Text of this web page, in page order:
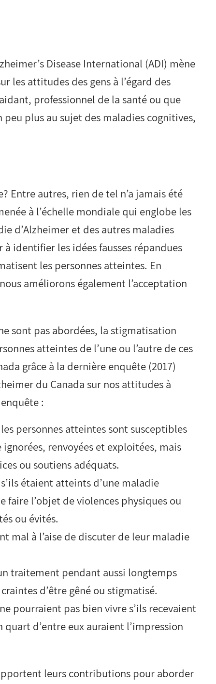
Disease International (ADI) mène
les attitudes des gens à l’égard des
professionnel de la santé ou que
plus au sujet des maladies cognitives,
Entre autres, rien de tel n’a jamais été
à l’échelle mondiale qui englobe les
d’Alzheimer et des autres maladies
identifier les idées fausses répandues
les personnes atteintes. En
améliorons également l’acceptation
sont pas abordées, la stigmatisation
atteintes de l’une ou l’autre de ces
grâce à la dernière enquête (2017)
du Canada sur nos attitudes à
:
personnes atteintes sont susceptibles
renvoyées et exploitées, mais
ou soutiens adéquats.
étaient atteints d’une maladie
l’objet de violences physiques ou
ou évités.
mal à l’aise de discuter de leur maladie
traitement pendant aussi longtemps
d’être gêné ou stigmatisé.
pourraient pas bien vivre s’ils recevaient
d’entre eux auraient l’impression
leurs contributions pour aborder